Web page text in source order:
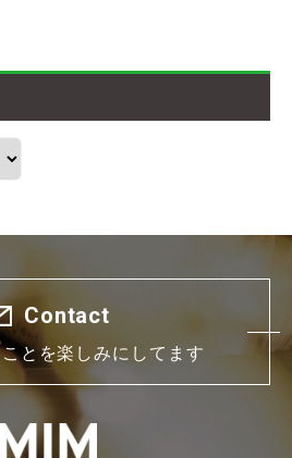
Contact
とを楽しみにしてます